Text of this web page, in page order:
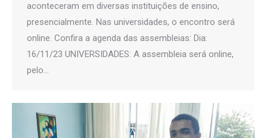
aconteceram em diversas instituições de ensino,
presencialmente. Nas universidades, o encontro será
online. Confira a agenda das assembleias: Dia:
16/11/23 UNIVERSIDADES: A assembleia será online,
pelo…